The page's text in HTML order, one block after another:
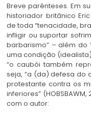
Breve parênteses. Em
historiador britânico
de toda “tenacidade,
infligir ou suportar
barbarismo” – além do
uma condição
“o caubói também
seja, “a (da) defesa do
protestante contra os
inferiores”
com o autor: